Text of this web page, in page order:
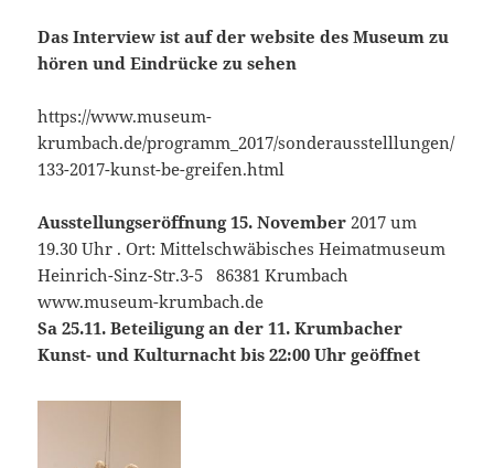
Das Interview ist auf der website des Museum zu
hören und Eindrücke zu sehen
https://www.museum-
krumbach.de/programm_2017/sonderausstelllungen/
133-2017-kunst-be-greifen.html
Ausstellungseröffnung 15. November 2017 um
19.30 Uhr . Ort: Mittelschwäbisches Heimatmuseum
Heinrich-Sinz-Str.3-5 86381 Krumbach
www.museum-krumbach.de
Sa 25.11. Beteiligung an der 11. Krumbacher
Kunst- und Kulturnacht bis 22:00 Uhr geöffnet